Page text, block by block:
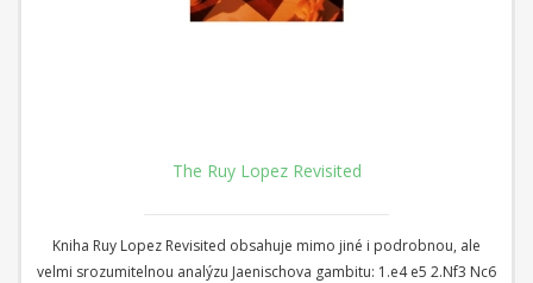
The Ruy Lopez Revisited
Kniha Ruy Lopez Revisited obsahuje mimo jiné i podrobnou, ale
velmi srozumitelnou analýzu Jaenischova gambitu: 1.e4 e5 2.Nf3 Nc6